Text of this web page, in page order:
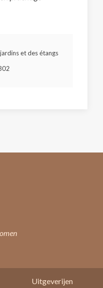
et des étangs
Uitgeverijen